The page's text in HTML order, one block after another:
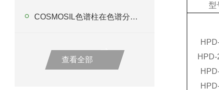
COSMOSIL色谱柱在色谱分析中扮演着关键角色
查看全部
型